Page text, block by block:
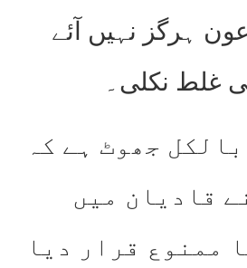
ہرگز نہیں آئے
غلط نکلی۔
جھوٹ ہے کہ
قادیان میں
ممنوع قرار دیا